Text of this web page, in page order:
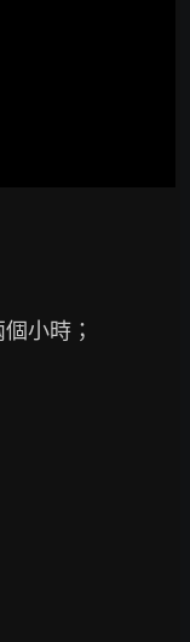
小時；